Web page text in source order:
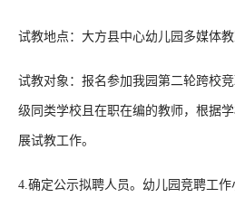
试教地点：大方县中心幼儿园多媒体教
试教对象：报名参加我园第二轮跨校
级同类学校且在职在编的教师，根据
展试教工作。
4.确定公示拟聘人员。幼儿园竞聘工